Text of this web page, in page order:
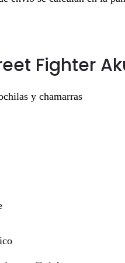
Fighter
y chamarras